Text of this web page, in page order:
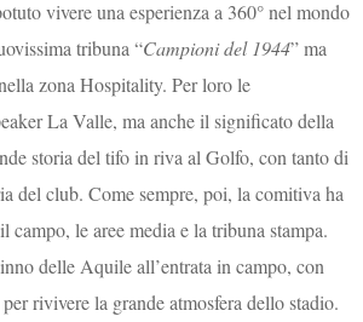
vivere una esperienza a 360° nel mondo
tribuna “Campioni del 1944” ma
zona Hospitality. Per loro le
La Valle, ma anche il significato della
storia del tifo in riva al Golfo, con tanto di
del club. Come sempre, poi, la comitiva ha
le aree media e la tribuna stampa.
delle Aquile all’entrata in campo, con
rivivere la grande atmosfera dello stadio.